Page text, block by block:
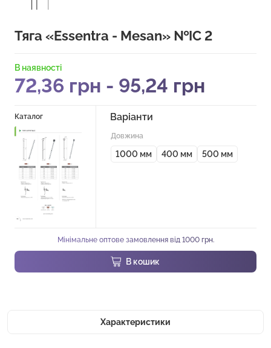
Тяга «Essentra - Mesan» №IC 2
В наявності
72,36 грн - 95,24 грн
Каталог Варіанти
Довжина
1000 мм 400 мм 500 мм
Мінімальне оптове замовлення від 1000 грн.
В кошик
Характеристики